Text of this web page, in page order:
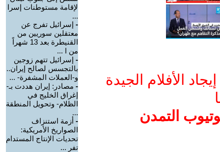
الأفلام الجيدة
التمدن
لإقامة مستوطنات إسرا
...
- إسرائيل تفرج عن
معتقلين سوريين من
القنيطرة بعد 13 شهراً
من ا ...
- إسرائيل تتهم زوجين
بالتجسس لصالح إيران..
و-العملات المشفرة- ...
- مصادر: إيران هددت بـ-
إغراق الخليج في
الظلام- وتحويل المنطقة
...
- أزمة استنزاف
الصواريخ الأمريكية:
تحديات الإنتاج المستدام
تفر ...